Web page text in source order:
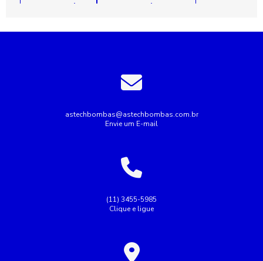
Bombas submersas
Conserto de bomba submersa
Conserto de bombas
Empresa de rebobinagem de motores
Empresa de tubulação hidráulica
Empresa montagem de painel elétrico
astechbombas@astechbombas.com.br
Envie um E-mail
(11) 3455-5985
Clique e ligue